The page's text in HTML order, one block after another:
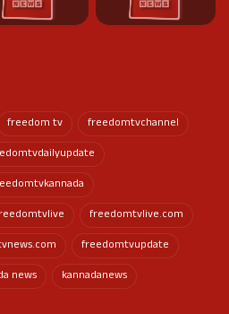
freedom tv
freedomtvchannel
freedomtvlive.com
freedomtvupdate
news
kannadanews